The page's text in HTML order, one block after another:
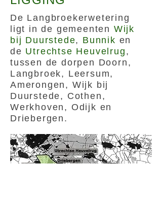
De Langbroekerwetering
ligt in de gemeenten Wijk
bij Duurstede, Bunnik en
de Utrechtse Heuvelrug ,
tussen de dorpen Doorn,
Langbroek, Leersum,
Amerongen, Wijk bij
Duurstede, Cothen,
Werkhoven, Odijk en
Driebergen.